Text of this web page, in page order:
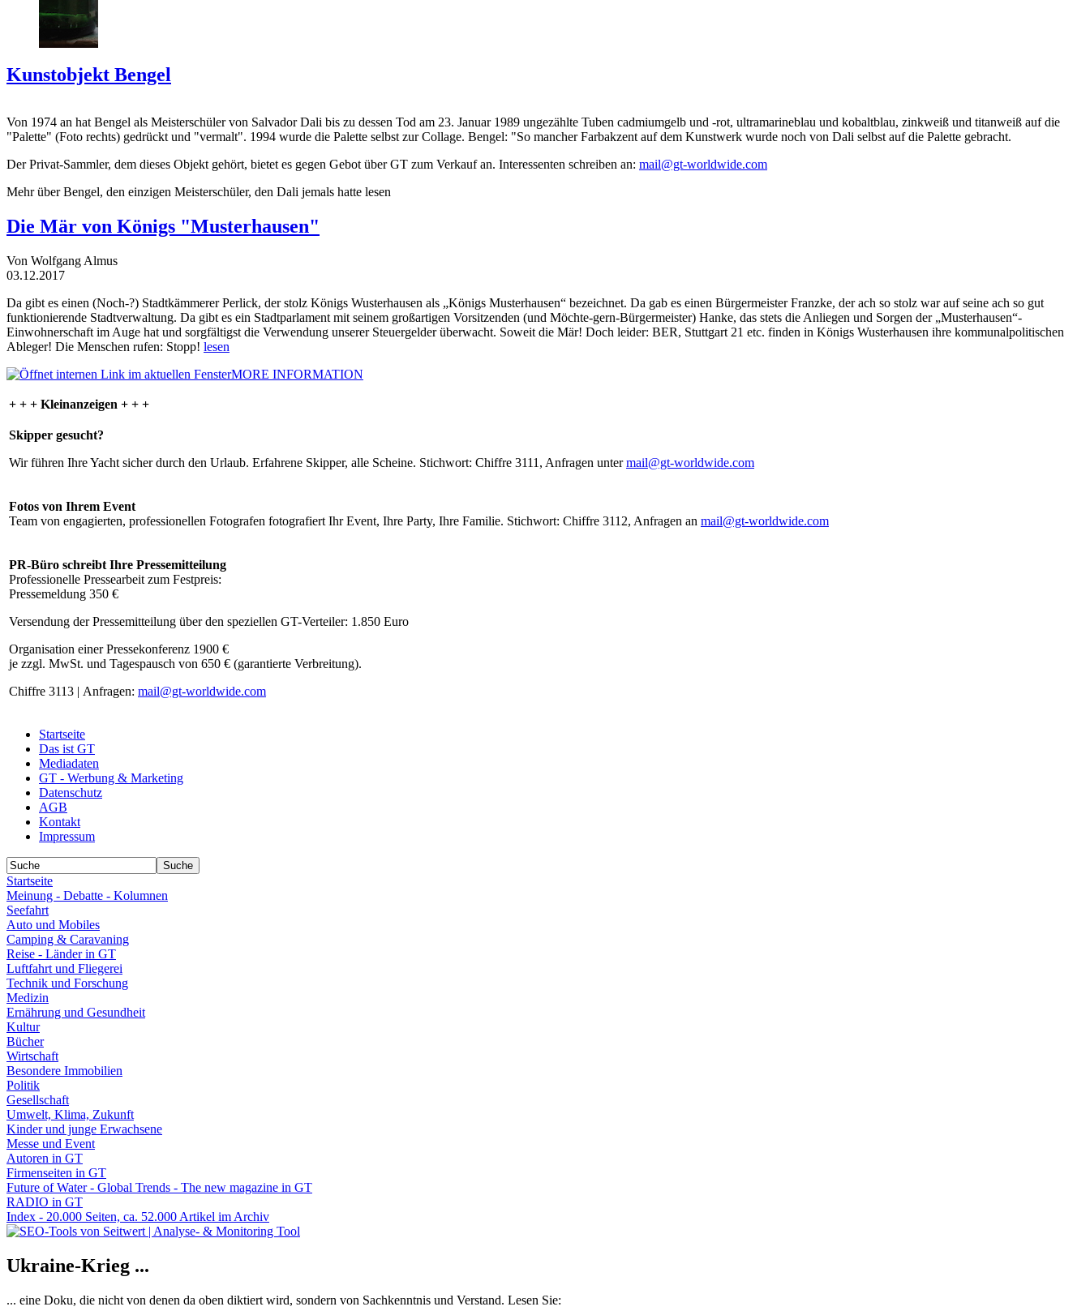
Kunstobjekt Bengel
Von 1974 an hat Bengel als Meisterschüler von Salvador Dali bis zu dessen Tod am 23. Januar 1989 ungezählte Tuben cadmiumgelb und -rot, ultramarineblau und kobaltblau, zinkweiß und titanweiß auf die
"Palette" (Foto rechts) gedrückt und "vermalt". 1994 wurde die Palette selbst zur Collage. Bengel: "So mancher Farbakzent auf dem Kunstwerk wurde noch von Dali selbst auf die Palette gebracht.
Der Privat-Sammler, dem dieses Objekt gehört, bietet es gegen Gebot über GT zum Verkauf an. Interessenten schreiben an: mail@gt-worldwide.com
Mehr über Bengel, den einzigen Meisterschüler, den Dali jemals hatte lesen
Die Mär von Königs "Musterhausen"
Von Wolfgang Almus
03.12.2017
Da gibt es einen (Noch-?) Stadtkämmerer Perlick, der stolz Königs Wusterhausen als „Königs Musterhausen“ bezeichnet. Da gab es einen Bürgermeister Franzke, der ach so stolz war auf seine ach so gut
funktionierende Stadtverwaltung. Da gibt es ein Stadtparlament mit seinem großartigen Vorsitzenden (und Möchte-gern-Bürgermeister) Hanke, das stets die Anliegen und Sorgen der „Musterhausen“-
Einwohnerschaft im Auge hat und sorgfältigst die Verwendung unserer Steuergelder überwacht. Soweit die Mär! Doch leider: BER, Stuttgart 21 etc. finden in Königs Wusterhausen ihre kommunalpolitischen
Ableger! Die Menschen rufen: Stopp! lesen
MORE INFORMATION
+ + + Kleinanzeigen + + +
Skipper gesucht?
Wir führen Ihre Yacht sicher durch den Urlaub. Erfahrene Skipper, alle Scheine. Stichwort: Chiffre 3111, Anfragen untermail@gt-worldwide.com
Fotos von Ihrem Event
Team von engagierten, professionellen Fotografen fotografiert Ihr Event, Ihre Party, Ihre Familie. Stichwort: Chiffre 3112, Anfragen an mail@gt-worldwide.com
PR-Büro schreibt Ihre Pressemitteilung
Professionelle Pressearbeit zum Festpreis:
Pressemeldung 350 €
Versendung der Pressemitteilung über den speziellen GT-Verteiler: 1.850 Euro
Organisation einer Pressekonferenz 1900 €
je zzgl. MwSt. und Tagespausch von 650 € (garantierte Verbreitung).
Chiffre 3113 | Anfragen: mail@gt-worldwide.com
Startseite
Das ist GT
Mediadaten
GT - Werbung & Marketing
Datenschutz
AGB
Kontakt
Impressum
Startseite
Meinung - Debatte - Kolumnen
Seefahrt
Auto und Mobiles
Camping & Caravaning
Reise - Länder in GT
Luftfahrt und Fliegerei
Technik und Forschung
Medizin
Ernährung und Gesundheit
Kultur
Bücher
Wirtschaft
Besondere Immobilien
Politik
Gesellschaft
Umwelt, Klima, Zukunft
Kinder und junge Erwachsene
Messe und Event
Autoren in GT
Firmenseiten in GT
Future of Water - Global Trends - The new magazine in GT
RADIO in GT
Index - 20.000 Seiten, ca. 52.000 Artikel im Archiv
Ukraine-Krieg ...
... eine Doku, die nicht von denen da oben diktiert wird, sondern von Sachkenntnis und Verstand. Lesen Sie: